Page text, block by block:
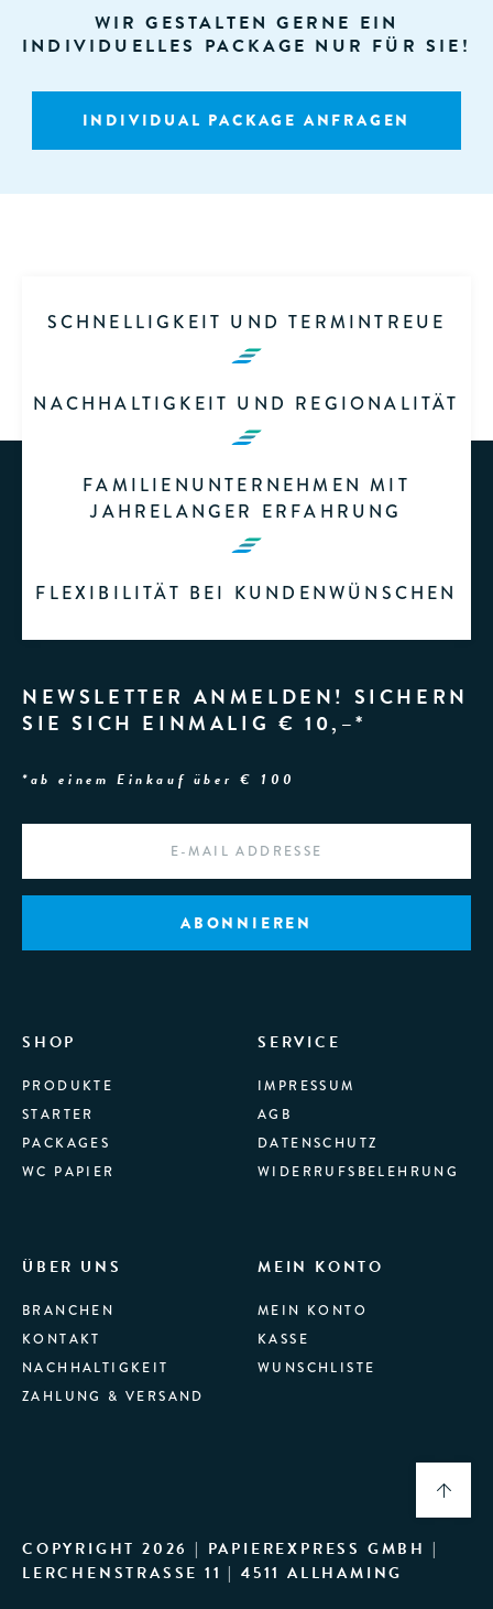
WIR GESTALTEN GERNE EIN
INDIVIDUELLES PACKAGE NUR FÜR SIE!
INDIVIDUAL PACKAGE ANFRAGEN
SCHNELLIGKEIT UND TERMINTREUE
NACHHALTIGKEIT UND REGIONALITÄT
FAMILIENUNTERNEHMEN MIT
JAHRELANGER ERFAHRUNG
FLEXIBILITÄT BEI KUNDENWÜNSCHEN
NEWSLETTER ANMELDEN! SICHERN
SIE SICH EINMALIG € 10,–*
*ab einem Einkauf über € 100
SHOP
PRODUKTE
STARTER
PACKAGES
WC PAPIER
SERVICE
IMPRESSUM
AGB
DATENSCHUTZ
WIDERRUFSBELEHRUNG
ÜBER UNS
BRANCHEN
KONTAKT
NACHHALTIGKEIT
ZAHLUNG & VERSAND
MEIN KONTO
MEIN KONTO
KASSE
WUNSCHLISTE
COPYRIGHT 2026 | PAPIEREXPRESS GMBH |
LERCHENSTRASSE 11 | 4511 ALLHAMING